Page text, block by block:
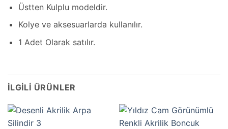
Üstten Kulplu modeldir.
Kolye ve aksesuarlarda kullanılır.
1 Adet Olarak satılır.
İLGILI ÜRÜNLER